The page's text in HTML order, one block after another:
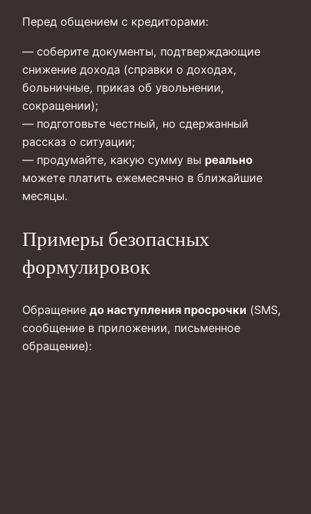
Перед общением с кредиторами:
— соберите документы, подтверждающие
снижение дохода (справки о доходах,
больничные, приказ об увольнении,
сокращении);
— подготовьте честный, но сдержанный
рассказ о ситуации;
— продумайте, какую сумму вы реально
можете платить ежемесячно в ближайшие
месяцы.
Примеры безопасных
формулировок
Обращение до наступления просрочки (SMS,
сообщение в приложении, письменное
обращение):